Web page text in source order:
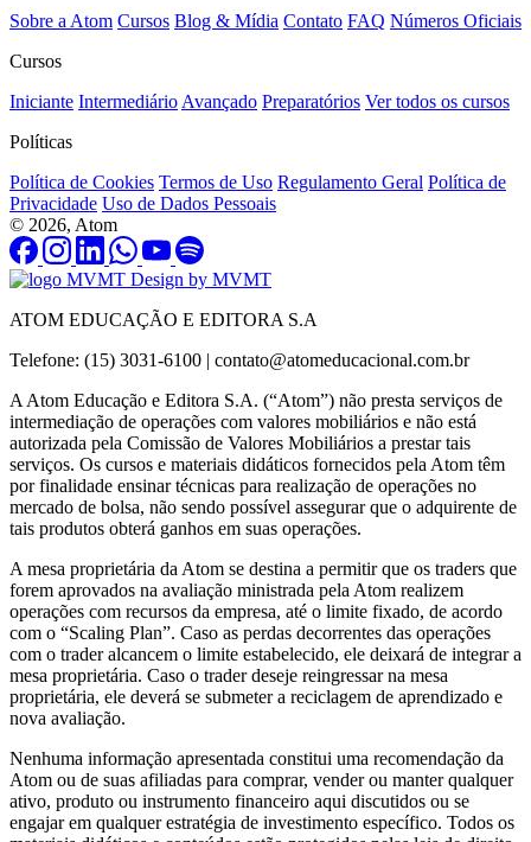
Sobre a Atom Cursos Blog & Mídia Contato FAQ Números Oficiais
Cursos
Iniciante Intermediário Avançado Preparatórios Ver todos os cursos
Políticas
Política de Cookies Termos de Uso Regulamento Geral Política de
Privacidade Uso de Dados Pessoais
© 2026, Atom
Design by MVMT
ATOM EDUCAÇÃO E EDITORA S.A
Telefone: (15) 3031-6100 | contato@atomeducacional.com.br
A Atom Educação e Editora S.A. (“Atom”) não presta serviços de
intermediação de operações com valores mobiliários e não está
autorizada pela Comissão de Valores Mobiliários a prestar tais
serviços. Os cursos e materiais didáticos fornecidos pela Atom têm
por finalidade ensinar técnicas para realização de operações no
mercado de bolsa, não sendo possível assegurar que o adquirente de
tais produtos obterá ganhos em suas operações.
A mesa proprietária da Atom se destina a permitir que os traders que
forem aprovados na avaliação ministrada pela Atom realizem
operações com recursos da empresa, até o limite fixado, de acordo
com o “Scaling Plan”. Caso as perdas decorrentes das operações
com o trader alcancem o limite estabelecido, ele deixará de integrar a
mesa proprietária. Caso o trader deseje reingressar na mesa
proprietária, ele deverá se submeter a reciclagem de aprendizado e
nova avaliação.
Nenhuma informação apresentada constitui uma recomendação da
Atom ou de suas afiliadas para comprar, vender ou manter qualquer
ativo, produto ou instrumento financeiro aqui discutidos ou se
engajar em qualquer estratégia de investimento específico. Todos os